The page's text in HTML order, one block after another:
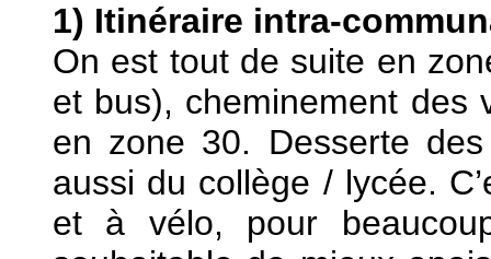
1) Itinéraire intra-
On est tout de suite en
et bus), cheminement des
en zone 30. Desserte
aussi du collège / lycée.
et à vélo, pour